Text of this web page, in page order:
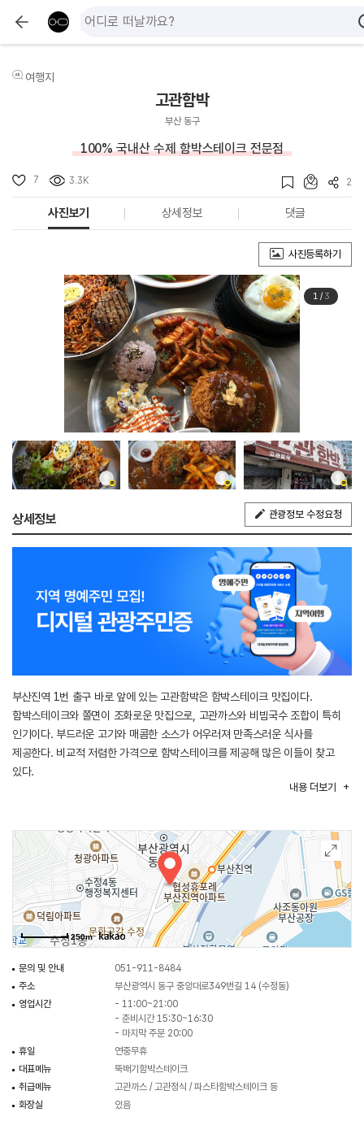
여행지
고관함박
부산 동구
100% 국내산 수제 함박스테이크 전문점
7 3.3K 2
사진보기 상세정보 댓글
사진등록하기
1/ 3
상세정보 관광정보 수정요청
부산진역 1번 출구 바로 앞에 있는 고관함박은 함박스테이크 맛집이다.
함박스테이크와 쫄면이 조화로운 맛집으로, 고관까스와 비빔국수 조합이 특히
인기이다. 부드러운 고기와 매콤한 소스가 어우러져 만족스러운 식사를
제공한다. 비교적 저렴한 가격으로 함박스테이크를 제공해 많은 이들이 찾고
있다.
내용 더보기
250m
문의 및 안내
051-911-8484
주소
부산광역시 동구 중앙대로349번길 14 (수정동)
영업시간
- 11:00~21:00
- 준비시간 15:30~16:30
- 마지막 주문 20:00
휴일
연중무휴
대표메뉴
뚝배기함박스테이크
취급메뉴
고관까스 / 고관정식 / 파스타함박스테이크 등
화장실
있음